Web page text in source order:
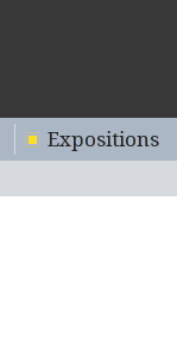
Expositions